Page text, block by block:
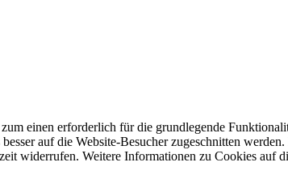
einen erforderlich für die grundlegende
auf die Website-Besucher zugeschnitten
widerrufen. Weitere Informationen zu Cookies auf